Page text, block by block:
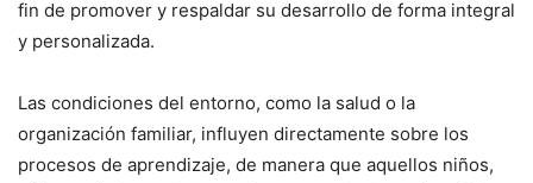
fin de promover y respaldar su desarrollo de forma integral
y personalizada.
Las condiciones del entorno, como la salud o la
organización familiar, influyen directamente sobre los
procesos de aprendizaje, de manera que aquellos niños,